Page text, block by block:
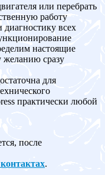
или перебрать
работу
диагностику всех
настоящие
сразу
для
практически любой
после
.